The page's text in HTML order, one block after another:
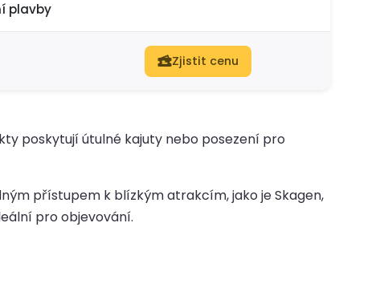
plavby
Zjistit cenu
poskytují útulné kajuty nebo posezení pro
přístupem k blízkým atrakcím, jako je Skagen,
pro objevování.